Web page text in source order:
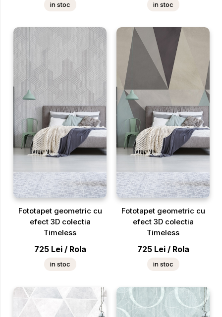
in stoc in stoc
Fototapet geometric cu
efect 3D colectia
Timeless
725 Lei / Rola
in stoc
Fototapet geometric cu
efect 3D colectia
Timeless
725 Lei / Rola
in stoc